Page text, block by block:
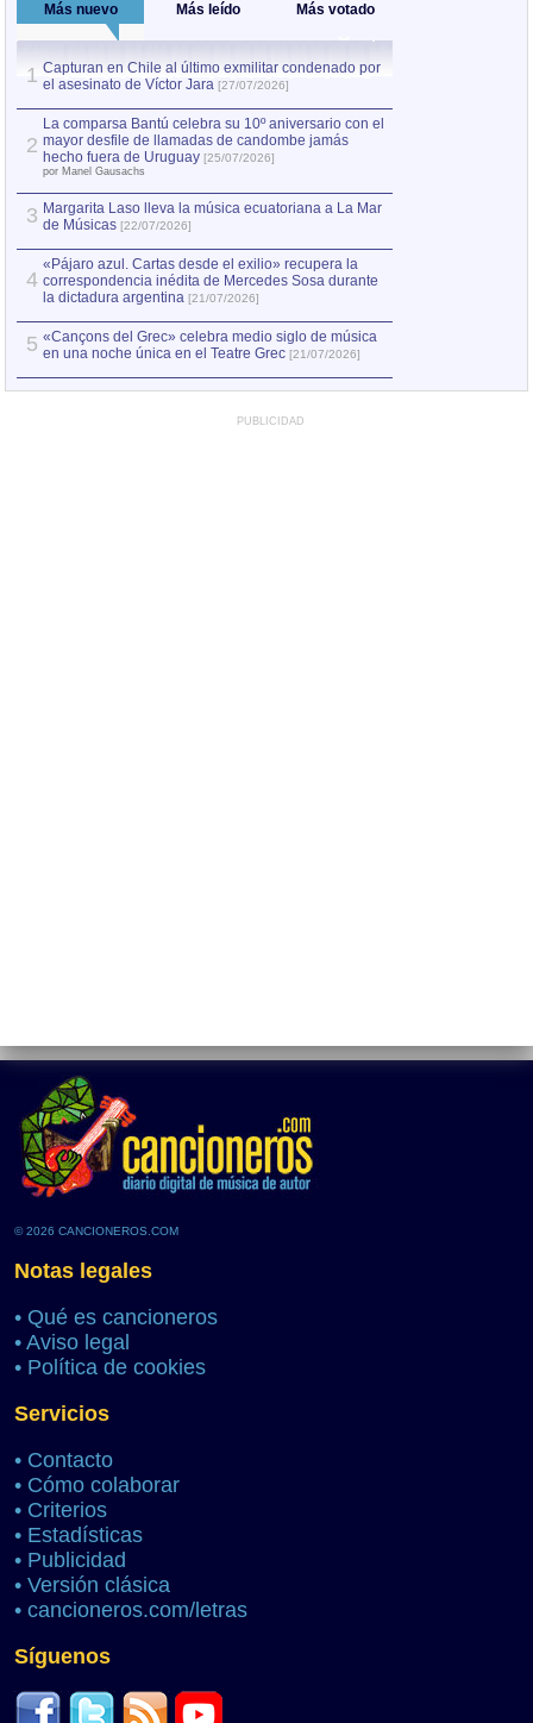
Más nuevo Más leído Más votado
1 Capturan en Chile al último exmilitar condenado por
el asesinato de Víctor Jara [27/07/2026]
2
La comparsa Bantú celebra su 10º aniversario con el
mayor desfile de llamadas de candombe jamás
hecho fuera de Uruguay [25/07/2026]
por Manel Gausachs
3 Margarita Laso lleva la música ecuatoriana a La Mar
de Músicas [22/07/2026]
4
«Pájaro azul. Cartas desde el exilio» recupera la
correspondencia inédita de Mercedes Sosa durante
la dictadura argentina [21/07/2026]
5 «Cançons del Grec» celebra medio siglo de música
en una noche única en el Teatre Grec [21/07/2026]
PUBLICIDAD
© 2026 CANCIONEROS.COM
Notas legales
• Qué es cancioneros
• Aviso legal
• Política de cookies
Servicios
• Contacto
• Cómo colaborar
• Criterios
• Estadísticas
• Publicidad
• Versión clásica
• cancioneros.com/letras
Síguenos